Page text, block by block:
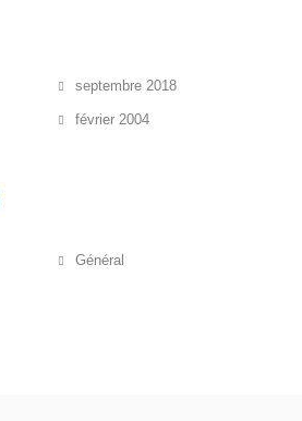
septembre 2018
février 2004
Général